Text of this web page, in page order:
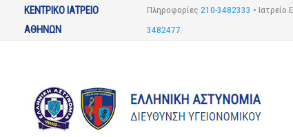
ΜετάβασηΚΕΝΤΡΙΚΟ ΙΑΤΡΕΙΟ
ΑΘΗΝΩΝ
Πληροφορίες210-3482333 • Ιατρείο
3482477